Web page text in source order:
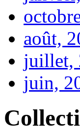
août,
juillet,
juin,